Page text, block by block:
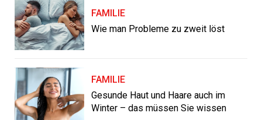
FAMILIE
Wie man Probleme zu zweit löst
FAMILIE
Gesunde Haut und Haare auch im
Winter – das müssen Sie wissen